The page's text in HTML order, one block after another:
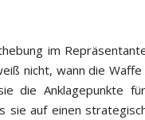
im
nicht, wann die
die Anklagepunkte
auf einen